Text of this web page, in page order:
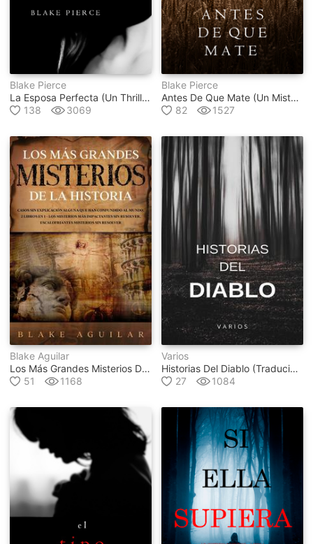
Blake Pierce
La Esposa Perfecta (un Thriller De Suspense Psicológico Con Jessie Hunt – Libro 1)
138
3069
Blake Pierce
Antes De Que Mate (un Misterio Con Mackenzie White – Libro 1)
82
1527
Blake Aguilar
Los Más Grandes Misterios De La Historia
51
1168
Varios
Historias Del Diablo (traducido)
27
1084